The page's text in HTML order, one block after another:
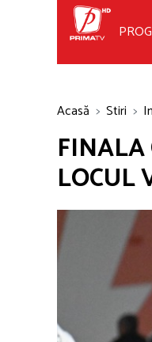
Acasă Stiri
FINALA
LOCUL